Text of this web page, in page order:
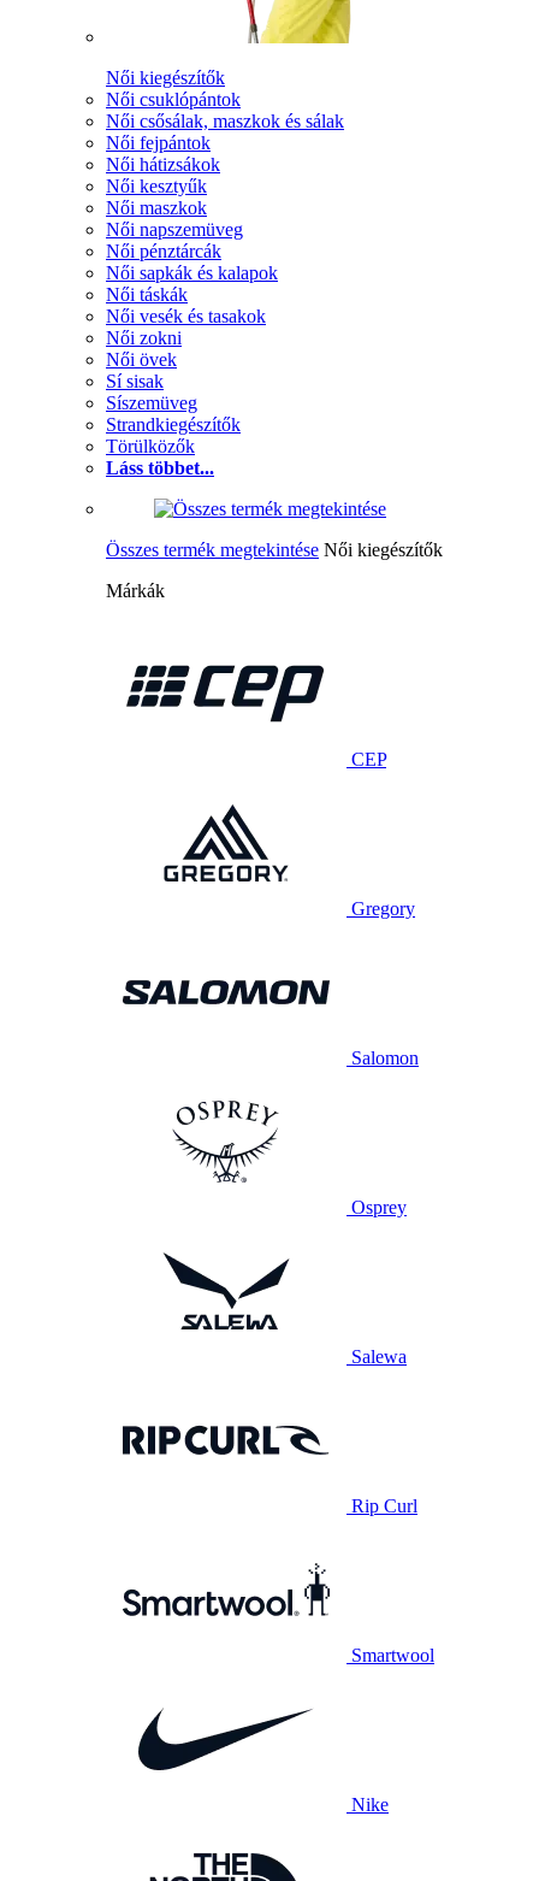
Női kiegészítők
Női csuklópántok
Női csősálak, maszkok és sálak
Női fejpántok
Női hátizsákok
Női kesztyűk
Női maszkok
Női napszemüveg
Női pénztárcák
Női sapkák és kalapok
Női táskák
Női vesék és tasakok
Női zokni
Női övek
Sí sisak
Síszemüveg
Strandkiegészítők
Törülközők
Láss többet...
Összes termék megtekintése Női kiegészítők
Márkák
CEP
Gregory
Salomon
Osprey
Salewa
Rip Curl
Smartwool
Nike